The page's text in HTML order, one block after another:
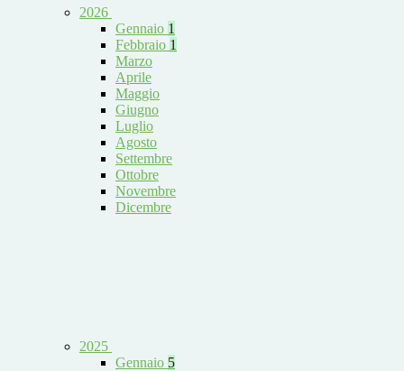
2026
Gennaio 1
Febbraio 1
Marzo
Aprile
Maggio
Giugno
Luglio
Agosto
Settembre
Ottobre
Novembre
Dicembre
2025
Gennaio 5